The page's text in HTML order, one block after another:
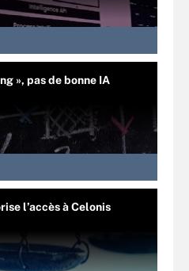
», pas de bonne IA
l’accès à Celonis